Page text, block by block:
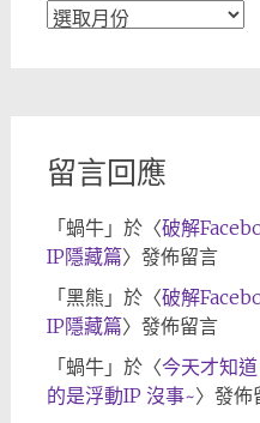
文
留言回應
「 蝸牛」於〈破解
IP隱藏篇〉發佈留言
「 黑熊 」於〈破解
IP隱藏篇〉發佈留言
「 蝸牛」於〈今天才知
的是浮動IP 沒事~〉發佈